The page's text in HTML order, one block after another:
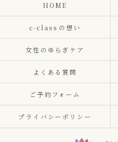
HOME
c-class⁨の想い
女性のゆらぎケア
よくある質問
ご予約フォーム
プライバシーポリシー